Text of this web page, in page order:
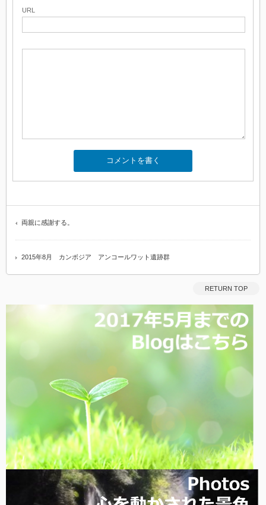
URL
両親に感謝する。
2015年8月 カンボジア アンコールワット遺跡群
RETURN TOP